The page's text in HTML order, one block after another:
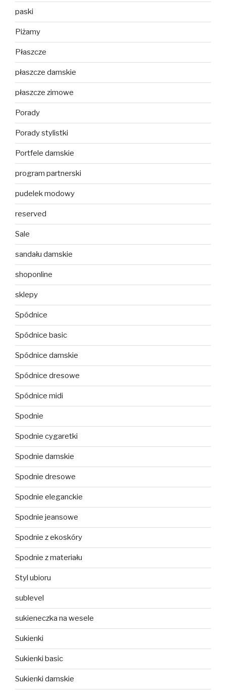
paski
Piżamy
Płaszcze
płaszcze damskie
płaszcze zimowe
Porady
Porady stylistki
Portfele damskie
program partnerski
pudelek modowy
reserved
Sale
sandału damskie
shoponline
sklepy
Spódnice
Spódnice basic
Spódnice damskie
Spódnice dresowe
Spódnice midi
Spodnie
Spodnie cygaretki
Spodnie damskie
Spodnie dresowe
Spodnie eleganckie
Spodnie jeansowe
Spodnie z ekoskóry
Spodnie z materiału
Styl ubioru
sublevel
sukieneczka na wesele
Sukienki
Sukienki basic
Sukienki damskie